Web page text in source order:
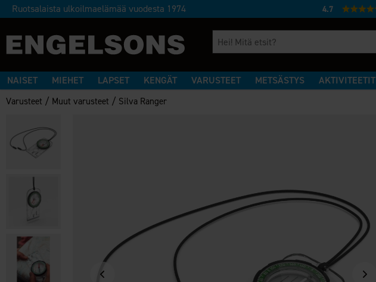
Ruotsalaista ulkoilmaelämää vuodesta 1974 4.7
NAISET MIEHET LAPSET KENGÄT VARUSTEET METSÄSTYS AKTIVITEETIT
Varusteet / Muut varusteet / Silva Ranger